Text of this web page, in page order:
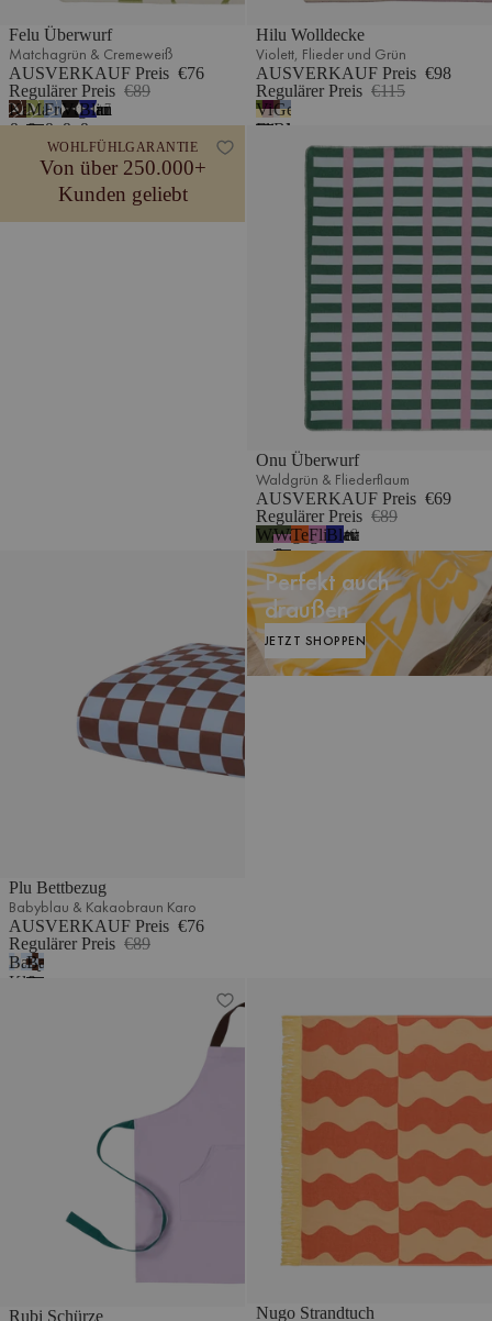
Felu Überwurf
Matchagrün & Cremeweiß
AUSVERKAUF Preis €76
Regulärer Preis €89
Kakaobraun
&
Cremeweiß
Matchagrün
&
Cremeweiß
Frostblau
&
Cremeweiß
Vulkanschwarz
&
Cremeweiß
Blaubeermousse
&
Cremeweiß
7
Hilu Wolldecke
Violett, Flieder und Grün
AUSVERKAUF Preis €98
Regulärer Preis €115
Violett,
Flieder
Gelb,
Blau
Braun
WOHLFÜHLGARANTIE
Von über 250.000+
Kunden geliebt
Onu Überwurf
Waldgrün & Fliederflaum
AUSVERKAUF Preis €69
Regulärer Preis €89
Waldgrün
Waldgrün
&
Fliederflaum
Terrakotta
Fliederfarben
Blaubeermousse
2
Plu Bettbezug
Babyblau & Kakaobraun Karo
AUSVERKAUF Preis €76
Regulärer Preis €89
Babyblau
Klassisches
Babyblau
&
Perfekt auch
draußen
JETZT SHOPPEN
JETZT SHOPPEN
Rubi Schürze Nugo Strandtuch